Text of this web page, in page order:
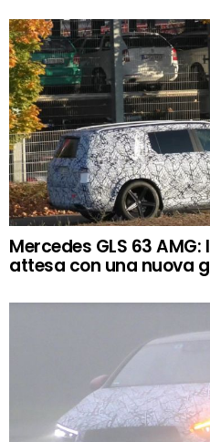
Mercedes GLS 63
attesa con una nuova